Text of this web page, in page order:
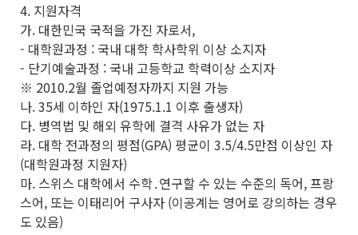
4. 지원자격
가. 대한민국 국적을 가진 자로서,
- 대학원과정 : 국내 대학 학사학위 이상 소지자
- 단기예술과정 : 국내 고등학교 학력이상 소지자
※ 2010.2월 졸업예정자까지 지원 가능
나. 35세 이하인 자(1975.1.1 이후 출생자)
다. 병역법 및 해외 유학에 결격 사유가 없는 자
라. 대학 전과정의 평점(GPA) 평균이 3.5/4.5만점 이상인 자
(대학원과정 지원자)
마. 스위스 대학에서 수학․연구할 수 있는 수준의 독어, 프랑
스어, 또는 이태리어 구사자 (이공계는 영어로 강의하는 경우
도 있음)